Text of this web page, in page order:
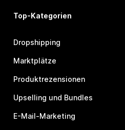
Top-Kategorien
Dropshipping
Marktplätze
Produktrezensionen
Upselling und Bundles
E-Mail-Marketing